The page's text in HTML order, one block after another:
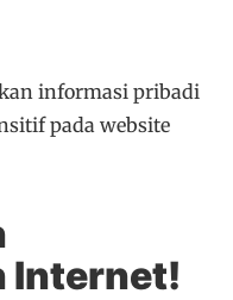
informasi pribadi
pada website
Internet!